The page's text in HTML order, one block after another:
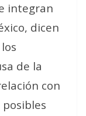
integran
dicen
de la
con